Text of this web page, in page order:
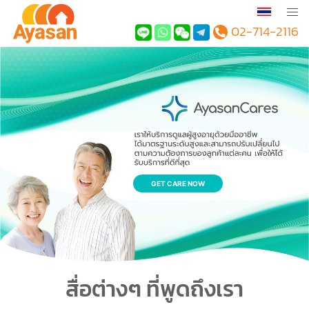
02-714-2116
GET CARE NOW
สื่อต่างๆ ที่พูดถึงเรา